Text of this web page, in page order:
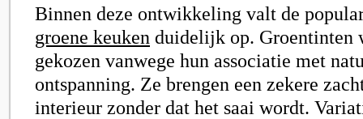
Binnen deze ontwikkeling valt de
groene keuken duidelijk op. Groentinten
gekozen vanwege hun associatie met
ontspanning. Ze brengen een zekere
interieur zonder dat het saai wordt.